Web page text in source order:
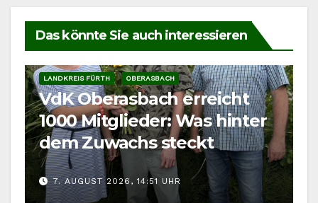
Das könnte Sie auch interessieren
LANDKREIS FÜRTH OBERASBACH
VdK Oberasbach erreicht
1000 Mitglieder: Was hinter
dem Zuwachs steckt
7. AUGUST 2026, 14:51 UHR